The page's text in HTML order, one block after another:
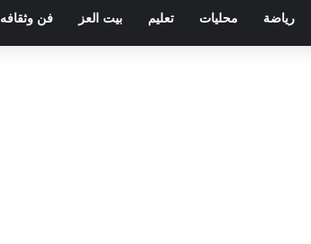
رياضة محليات تعليم بيت العز فن وثقافه